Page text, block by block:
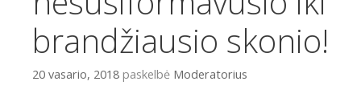
brandžiausio skonio!
20 vasario, 2018 paskelbė Moderatorius